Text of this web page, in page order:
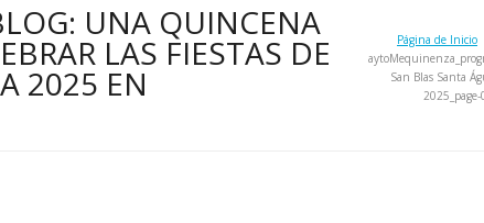
UNA QUINCENA
LAS FIESTAS DE
2025 EN
Página de Inicio
San Blas Santa
2025_page-